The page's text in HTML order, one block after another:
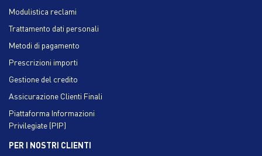
Modulistica reclami
Trattamento dati personali
Metodi di pagamento
Prescrizioni importi
Gestione del credito
Assicurazione Clienti Finali
Piattaforma Informazioni
Privilegiate (PIP)
PER I NOSTRI CLIENTI